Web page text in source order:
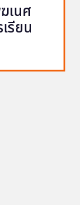
เนศ
รียน